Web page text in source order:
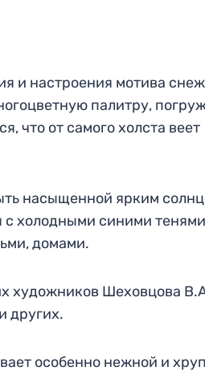
и настроения мотива
палитру,
что от самого холста веет
насыщенной ярким
холодными синими
домами.
художников Шеховцова
других.
особенно нежной и